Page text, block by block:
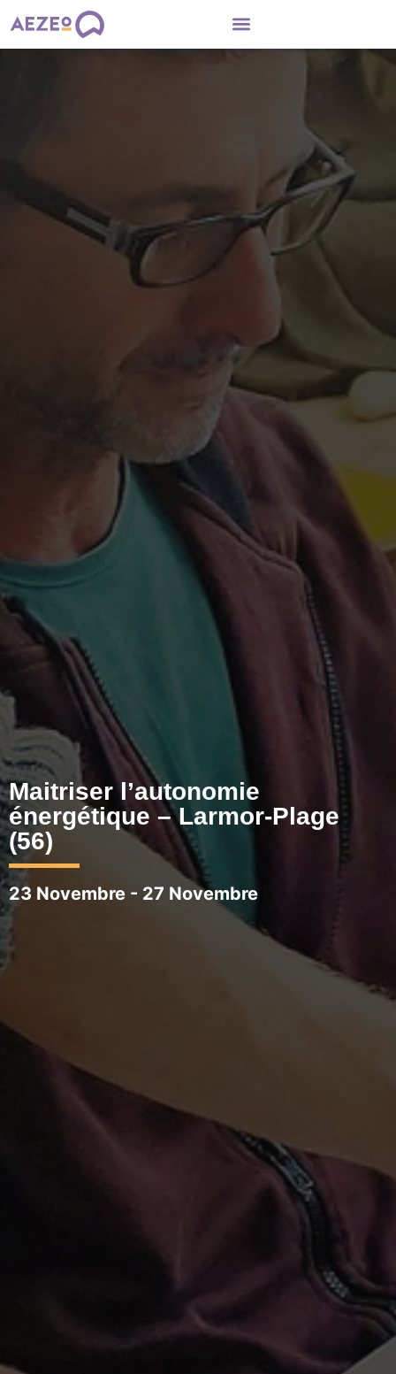
Maitriser l’autonomie
énergétique – Larmor-Plage
(56)
23 Novembre - 27 Novembre